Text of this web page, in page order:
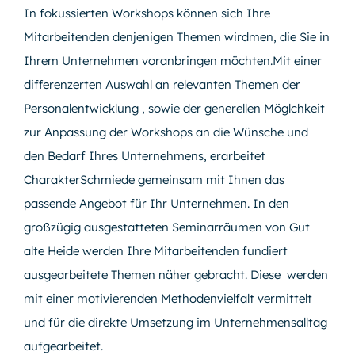
In fokussierten Workshops können sich Ihre
Mitarbeitenden denjenigen Themen wirdmen, die Sie in
Ihrem Unternehmen voranbringen möchten.Mit einer
differenzerten Auswahl an relevanten Themen der
Personalentwicklung , sowie der generellen Möglchkeit
zur Anpassung der Workshops an die Wünsche und
den Bedarf Ihres Unternehmens, erarbeitet
CharakterSchmiede gemeinsam mit Ihnen das
passende Angebot für Ihr Unternehmen. In den
großzügig ausgestatteten Seminarräumen von Gut
alte Heide werden Ihre Mitarbeitenden fundiert
ausgearbeitete Themen näher gebracht. Diese werden
mit einer motivierenden Methodenvielfalt vermittelt
und für die direkte Umsetzung im Unternehmensalltag
aufgearbeitet.